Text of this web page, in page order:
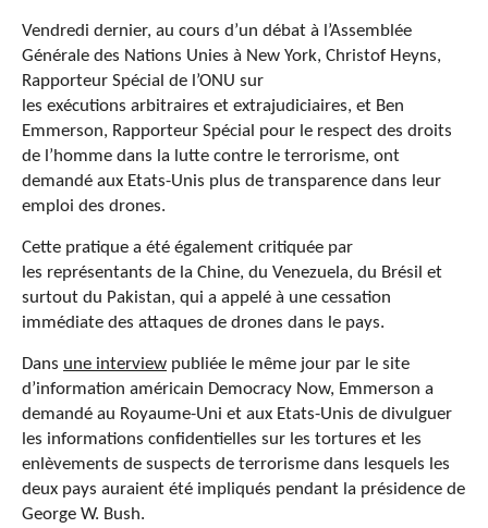
Vendredi dernier, au cours d’un débat à l’Assemblée
Générale des Nations Unies à New York, Christof Heyns,
Rapporteur Spécial de l’ONU sur
les exécutions arbitraires et extrajudiciaires, et Ben
Emmerson, Rapporteur Spécial pour le respect des droits
de l’homme dans la lutte contre le terrorisme, ont
demandé aux Etats-Unis plus de transparence dans leur
emploi des drones.
Cette pratique a été également critiquée par
les représentants de la Chine, du Venezuela, du Brésil et
surtout du Pakistan, qui a appelé à une cessation
immédiate des attaques de drones dans le pays.
Dans une interview publiée le même jour par le site
d’information américain Democracy Now, Emmerson a
demandé au Royaume-Uni et aux Etats-Unis de divulguer
les informations confidentielles sur les tortures et les
enlèvements de suspects de terrorisme dans lesquels les
deux pays auraient été impliqués pendant la présidence de
George W. Bush.